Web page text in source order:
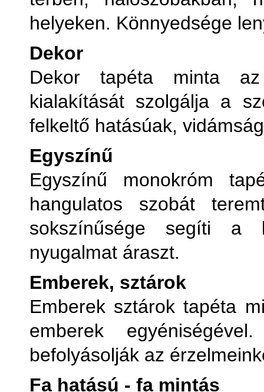
helyeken. Könnyedsége
Dekor
Dekor tapéta minta az
kialakítását szolgálja a
felkeltő hatásúak,
Egyszínű
Egyszínű monokróm
hangulatos szobát
sokszínűsége segíti a
nyugalmat áraszt.
Emberek, sztárok
Emberek sztárok tapéta
emberek
befolyásolják az
Fa hatású - fa mintás